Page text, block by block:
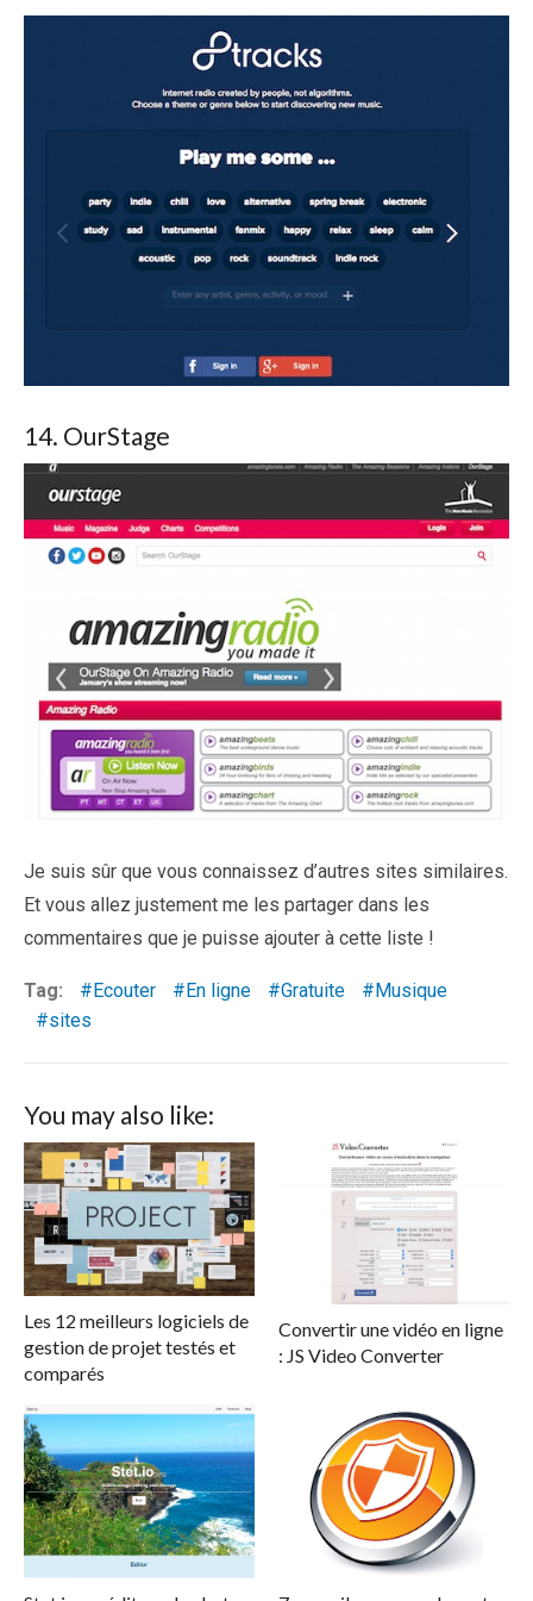
14. OurStage
Je suis sûr que vous connaissez d’autres sites similaires.
Et vous allez justement me les partager dans les
commentaires que je puisse ajouter à cette liste !
Tag: Ecouter En ligne Gratuite
Musique
sites
You may also like:
Les 12 meilleurs logiciels de
gestion de projet testés et
comparés
Convertir une vidéo en ligne
: JS Video Converter